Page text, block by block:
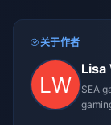
关于作者
Lisa
SEA